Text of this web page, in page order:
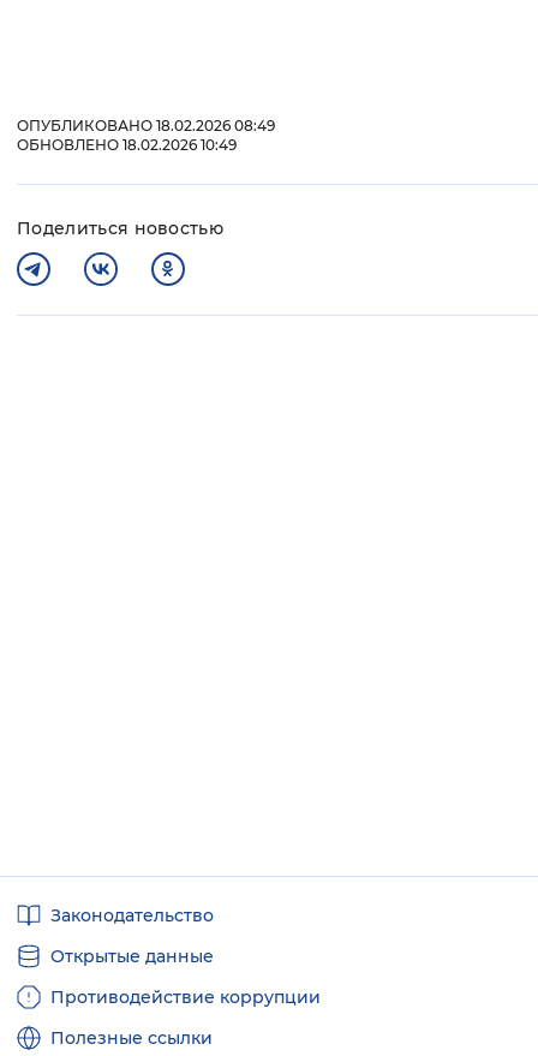
ОПУБЛИКОВАНО 18.02.2026 08:49
ОБНОВЛЕНО 18.02.2026 10:49
Поделиться новостью
ссылкиЗаконодательство
Открытые данные
Противодействие коррупции
Полезные ссылки